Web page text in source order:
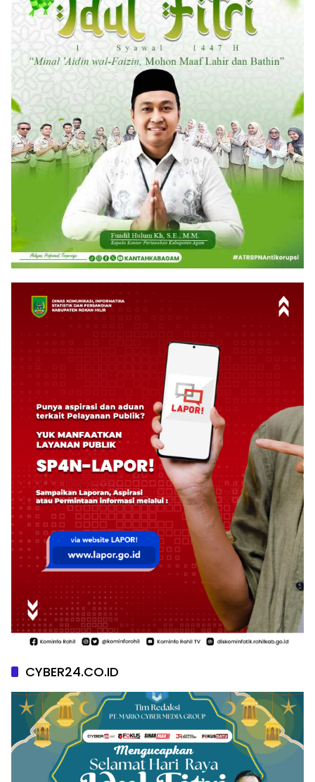
CYBER24.CO.ID